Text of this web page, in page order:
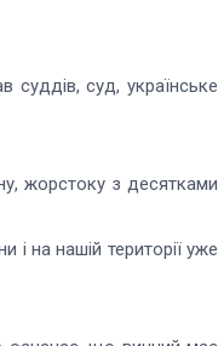
суд, українське
жорстоку з десятками
на нашій території уже